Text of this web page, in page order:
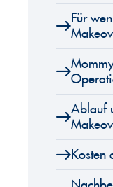
Für
Ablauf
Kosten